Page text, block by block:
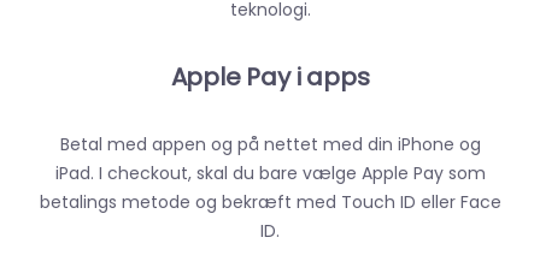
teknologi.
Apple Pay i apps
Betal med appen og på nettet med din iPhone og
iPad. I checkout, skal du bare vælge Apple Pay som
betalings metode og bekræft med Touch ID eller Face
ID.